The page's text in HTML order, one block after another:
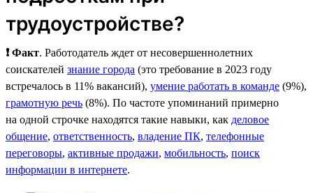
трудоустройстве?
❗ Факт. Работодатель ждет от несовершеннолетних
соискателей знание города (это требование в 2023 году
встречалось в 11% вакансий), умение работать в команде (9%),
грамотную речь (8%). По частоте упоминаний примерно
на одной строчке находятся такие навыки, как деловое
общение, ответственность, владение ПК, телефонные
переговоры, активные продажи, мобильность, поиск
информации в интернете.